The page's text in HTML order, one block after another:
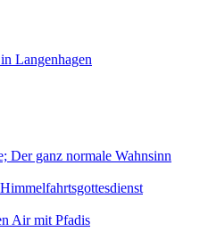
Langenhagen
Der ganz normale Wahnsinn
Air mit Pfadis